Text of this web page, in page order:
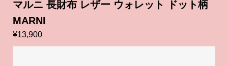
マルニ 長財布 レザー ウォレット ドット柄
MARNI
¥13,900